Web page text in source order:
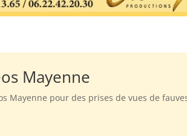
Mayenne
Mayenne pour des prises de vues de